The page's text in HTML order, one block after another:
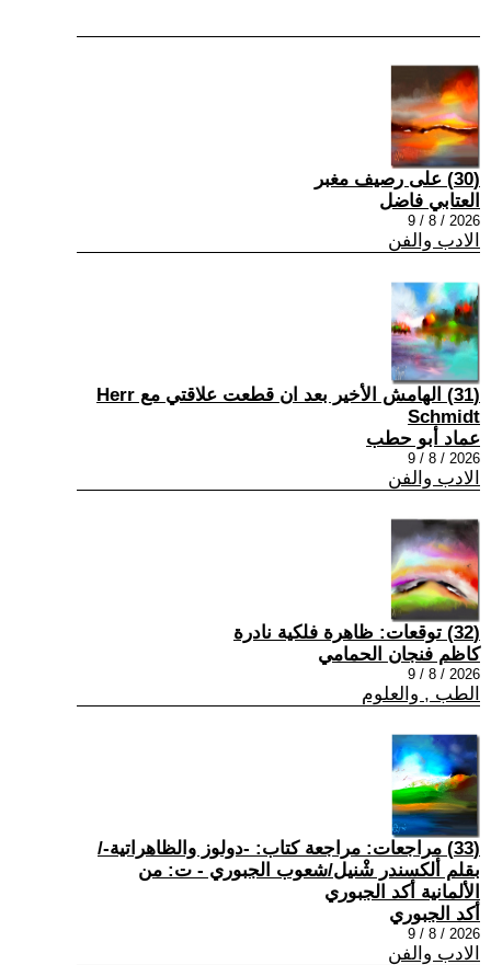
(30) على رصيف مغبر
العتابي فاضل
2026 / 8 / 9
الادب والفن
(31) الهامش الأخير بعد ان قطعت علاقتي مع Herr
Schmidt
عماد أبو حطب
2026 / 8 / 9
الادب والفن
(32) توقعات: ظاهرة فلكية نادرة
كاظم فنجان الحمامي
2026 / 8 / 9
الطب , والعلوم
(33) مراجعات: مراجعة كتاب: -دولوز والظاهراتية-/
بقلم ألكسندر شْنيل/شعوب الجبوري - ت: من
الألمانية أكد الجبوري
أكد الجبوري
2026 / 8 / 9
الادب والفن